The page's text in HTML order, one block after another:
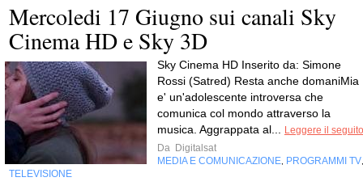
Mercoledi 17 Giugno sui canali Sky
Cinema HD e Sky 3D
Sky Cinema HD Inserito da: Simone
Rossi (Satred) Resta anche domaniMia
e' un'adolescente introversa che
comunica col mondo attraverso la
musica. Aggrappata al...
Leggere il seguito
Da Digitalsat
MEDIA E COMUNICAZIONE PROGRAMMI TV
TELEVISIONE